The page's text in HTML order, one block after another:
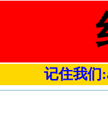
记住我们